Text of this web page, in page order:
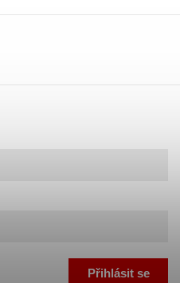
Přihlásit se